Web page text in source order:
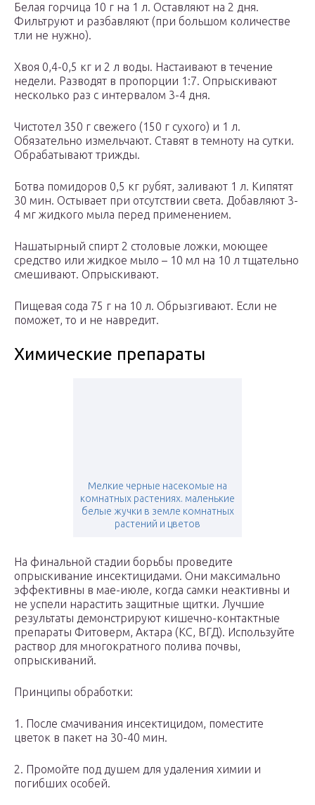
Белая горчица 10 г на 1 л. Оставляют на 2 дня.
Фильтруют и разбавляют (при большом количестве
тли не нужно).
Хвоя 0,4-0,5 кг и 2 л воды. Настаивают в течение
недели. Разводят в пропорции 1:7. Опрыскивают
несколько раз с интервалом 3-4 дня.
Чистотел 350 г свежего (150 г сухого) и 1 л.
Обязательно измельчают. Ставят в темноту на сутки.
Обрабатывают трижды.
Ботва помидоров 0,5 кг рубят, заливают 1 л. Кипятят
30 мин. Остывает при отсутствии света. Добавляют 3-
4 мг жидкого мыла перед применением.
Нашатырный спирт 2 столовые ложки, моющее
средство или жидкое мыло – 10 мл на 10 л тщательно
смешивают. Опрыскивают.
Пищевая сода 75 г на 10 л. Обрызгивают. Если не
поможет, то и не навредит.
Химические препараты
Мелкие черные насекомые на
комнатных растениях. маленькие
белые жучки в земле комнатных
растений и цветов
На финальной стадии борьбы проведите
опрыскивание инсектицидами. Они максимально
эффективны в мае-июле, когда самки неактивны и
не успели нарастить защитные щитки. Лучшие
результаты демонстрируют кишечно-контактные
препараты Фитоверм, Актара (КС, ВГД). Используйте
раствор для многократного полива почвы,
опрыскиваний.
Принципы обработки:
1. После смачивания инсектицидом, поместите
цветок в пакет на 30-40 мин.
2. Промойте под душем для удаления химии и
погибших особей.